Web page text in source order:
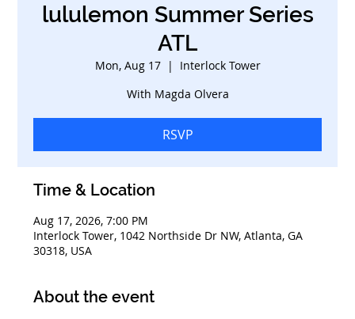
lululemon Summer Series
ATL
Mon, Aug 17
  |
Interlock Tower
With Magda Olvera
RSVP
Time & Location
Aug 17, 2026, 7:00 PM
Interlock Tower, 1042 Northside Dr NW, Atlanta, GA
30318, USA
About the event